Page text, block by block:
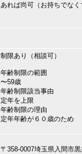
あれば尚可（お持ちでなく
制限あり（相談可）
年齢制限の範囲
〜59歳
年齢制限該当事由
定年を上限
年齢制限の理由
定年年齢が６０歳のため
〒358-0007埼玉県入間市